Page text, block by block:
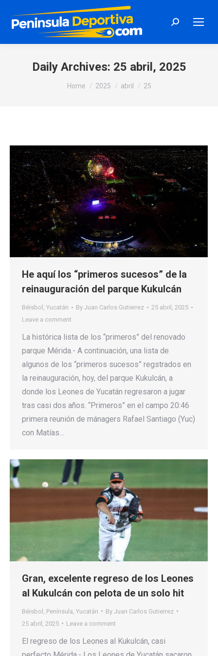
Search:
Daily Archives: 25 abril, 2025
You are here:
Home 2025 abril 25
He aquí los “primeros sucesos” de la
reinauguración del parque Kukulcán
Béisbol , Yucatán By Juan Carlos Gutierrez
25 abril, 2025
Leave a comment
La histórica lista de los “primeros” del renovado
parque Mérida.- A continuación, una lista de
algunos de los “primeros sucesos” regstrados en
la reinauguración, hoy, del parque Kukulcán, a
donde los Leones de Yucatán regresaron a jugar
tras casi dos años. “Primeros” en el campo 20:46
primera reunión de mánagers Rafael Santiago (Yuc)
con Matías…
Gran, excelente regreso de los Leones
al Kukulcán con pelota de un solo hit
Béisbol Península Yucatán By Juan Carlos Gutierrez
25 abril, 2025
Leave a comment
El regreso de los Leones al Kukulcán, casi